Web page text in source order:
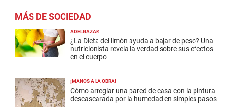
MÁS DE SOCIEDAD
ADELGAZAR
¿La Dieta del limón ayuda a bajar de peso? Una
nutricionista revela la verdad sobre sus efectos
en el cuerpo
¡MANOS A LA OBRA!
Cómo arreglar una pared de casa con la pintura
descascarada por la humedad en simples pasos